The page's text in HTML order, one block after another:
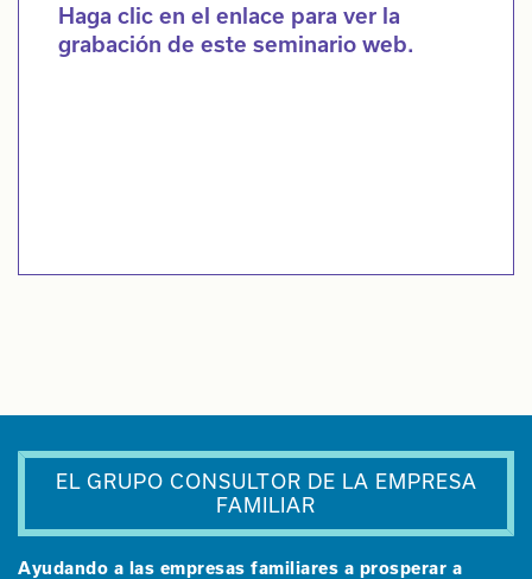
Haga clic en el enlace para ver la
grabación de este seminario web.
EL GRUPO CONSULTOR DE LA EMPRESA
FAMILIAR
Ayudando a las empresas familiares a prosperar a